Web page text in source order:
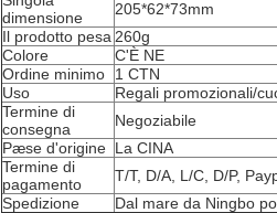
dimensione
205*62*73mm
Il prodotto pesa 260g
Colore
C'È NE
Ordine minimo
1 CTN
Uso
Regali promozionali/
Termine di
consegna
Negoziabile
Pæse d'origine La CINA
Termine di
pagamento
T/T, D/A, L/C, D/P,
Spedizione
Dal mare da Ningbo